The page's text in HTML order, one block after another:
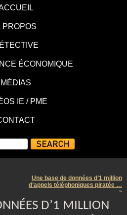
PROPOS
ÉCONOMIQUE
MÉDIAS
IE / PME
Une base de données d’1 million
d’appels téléphoniques piratée …
»
D’1 MILLION